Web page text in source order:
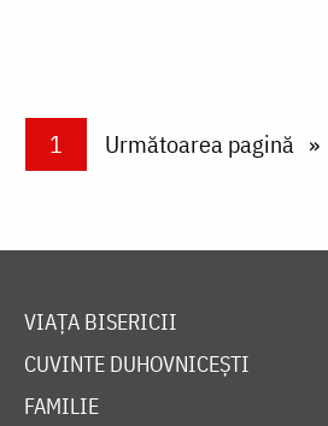
PaginareCurrent page
1 Next page
Următoarea pagină
VIAȚA BISERICII
CUVINTE DUHOVNICEȘTI
FAMILIE